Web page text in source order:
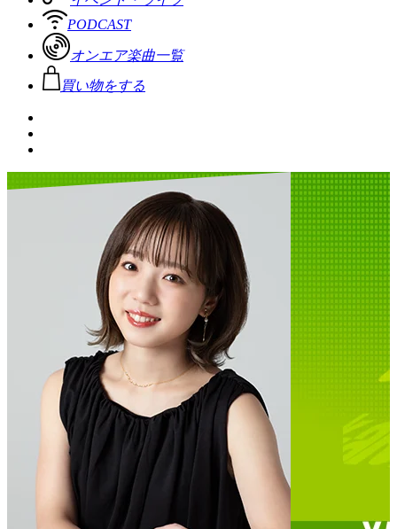
PODCAST
オンエア楽曲一覧
買い物をする